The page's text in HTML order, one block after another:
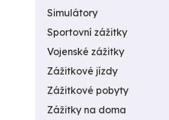
Simulátory
Sportovní zážitky
Vojenské zážitky
Zážitkové jízdy
Zážitkové pobyty
Zážitky na doma